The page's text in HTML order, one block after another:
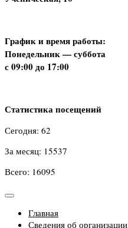
График и время работы:
Понедельник — суббота
с 09:00 до 17:00
Статистика посещений
Сегодня: 62
За месяц: 15537
Всего: 16095
Главная
Сведения об организации